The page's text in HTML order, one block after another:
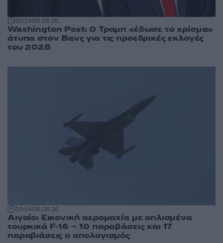
20:2406.08.26
Washington Post: Ο Τραμπ «έδωσε το χρίσμα»
άτυπα στον Βανς για τις προεδρικές εκλογές
του 2028
19:5406.08.26
Αιγαίο: Εικονική αερομαχία με οπλισμένα
τουρκικά F-16 – 10 παραβάσεις και 17
παραβιάσεις ο απολογισμός